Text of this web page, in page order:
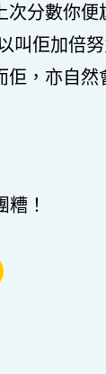
分數你便
佢加倍
，亦自然
！